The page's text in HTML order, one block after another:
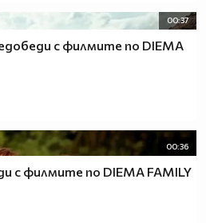
00:37
с филмите по DIEMA
00:36
с филмите по DIEMA FAMILY